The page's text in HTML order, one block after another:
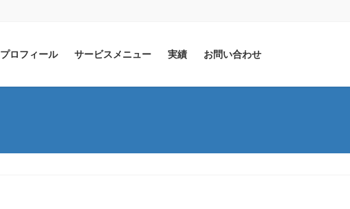
プロフィール サービスメニュー 実績 お問い合わせ